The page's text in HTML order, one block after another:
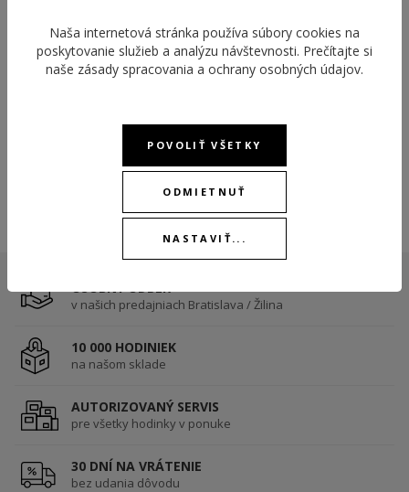
LOTUS STYLE LS2387-2/2
MEN IN BLACK
SKLADOM
OSOBNÝ ODBER
v našich predajniach Bratislava / Žilina
10 000 HODINIEK
na našom sklade
AUTORIZOVANÝ SERVIS
pre všetky hodinky v ponuke
30 DNÍ NA VRÁTENIE
bez udania dôvodu
Naša internetová stránka používa súbory cookies na
poskytovanie služieb a analýzu návštevnosti. Prečítajte si
naše zásady spracovania a ochrany osobných údajov.
POVOLIŤ VŠETKY
ODMIETNUŤ
NASTAVIŤ...